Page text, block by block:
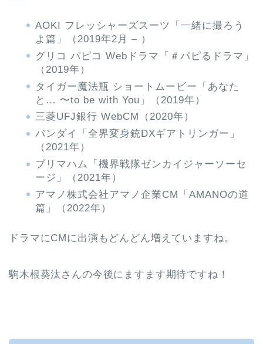
AOKI フレッシャーズスーツ「一緒に撮ろう
よ篇」（2019年2月 – ）
グリコ パピコ Webドラマ「＃パピるドラマ」
（2019年）
タイガー魔法瓶 ショートムービー「あなた
と… 〜to be with You」（2019年）
三菱UFJ銀行 WebCM（2020年）
バンダイ「全界変身銃DXギアトリンガー」
（2021年）
プリマハム「機界戦隊ゼンカイジャーソーセ
ージ」（2021年）
アマノ株式会社アマノ企業CM「AMANOの道
篇」（2022年）
ドラマにCMに出演もどんどん増えていますね。
駒木根葵汰さんの今後にますます期待ですね！